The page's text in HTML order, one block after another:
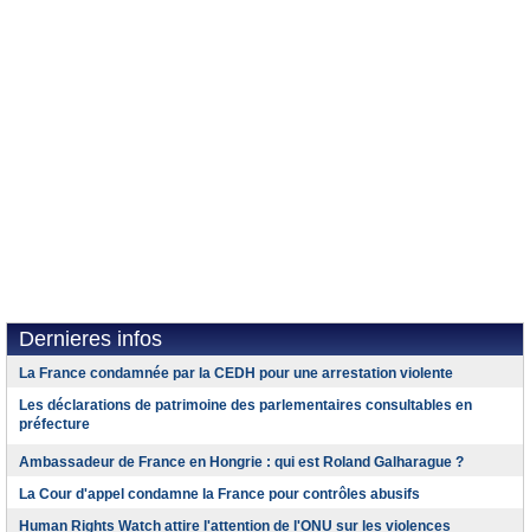
Dernieres infos
La France condamnée par la CEDH pour une arrestation violente
Les déclarations de patrimoine des parlementaires consultables en
préfecture
Ambassadeur de France en Hongrie : qui est Roland Galharague ?
La Cour d'appel condamne la France pour contrôles abusifs
Human Rights Watch attire l'attention de l'ONU sur les violences